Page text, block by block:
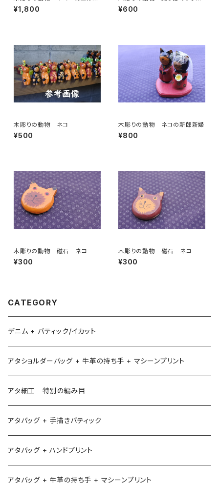
タバコ
¥1,800
ァ カエル
¥600
木彫りの動物 ネコ
¥500
木彫りの動物 ネコの新郎新婦
¥800
木彫りの動物 磁石 ネコ
¥300
木彫りの動物 磁石 ネコ
¥300
CATEGORY
デニム + バティック/イカット
アタショルダーバッグ + 牛革の持ち手 + マシーンプリント
アタ細工 特別の編み目
アタバッグ + 手描きバティック
アタバッグ + ハンドプリント
アタバッグ + 牛革の持ち手 + マシーンプリント